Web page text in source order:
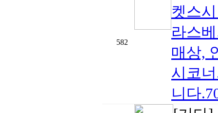
582
켓스
라스
매상,
시코
니다